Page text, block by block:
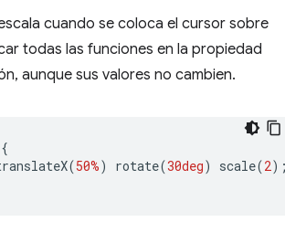
cuando se coloca el cursor sobre
todas las funciones en la propiedad
aunque sus valores no cambien.
{
(50%) rotate(30deg) scale(2